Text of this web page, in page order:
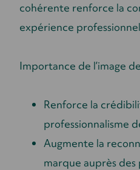
cohérente renforce la
expérience
Importance de l’image
Renforce la
professionnalisme
Augmente la
marque auprès